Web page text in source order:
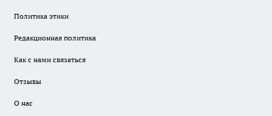
Политика этики
Редакционная политика
Как с нами связаться
Отзывы
О нас